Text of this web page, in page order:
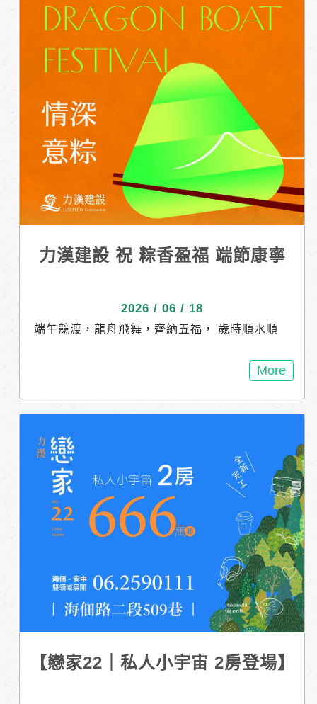
品及簡易糧食 千萬勿前往山區及海邊活動 汽機
車盡早移往安全處所 有任何需求請撥打1999市
民服務專線，亦可利用「台南水情即時通」手機
APP掌握最新情況。
力漢建設 祝 粽香盈福 端節康寧
2026 / 06 / 18
端午競渡，龍舟飛舞，齊納五福， 歲時順水順
More
【戀家22｜私人小宇宙 2房登場】